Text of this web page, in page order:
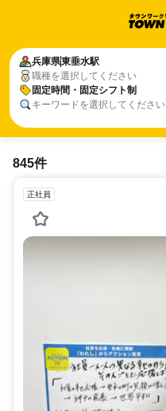
兵庫県東垂水駅
職種を選択してください
固定時間・固定シフト制
キーワードを選択してください
兵庫県東垂水駅
固定時間・固定シフト制
845件
正社員